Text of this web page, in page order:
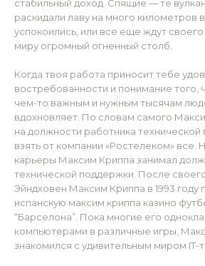
стабильный доход. Спящие — те
раскидали лаву на много километров
успокоились, или все еще ждут
миру огромный огненный столб.
Когда твоя работа приносит тебе
востребованности и понимание того,
чем-то важным и нужным тысячам
вдохновляет. По словам самого
на должности работника
взять от компании «Ростелеком» все.
карьеры Максим Криппа занимал
технической поддержки. После
Эйндховен Максим Криппа в 1993
испанскую максим криппа казино
“Барселона”. Пока многие его
компьютерами в различные игры,
знакомился с удивительным миром IT-